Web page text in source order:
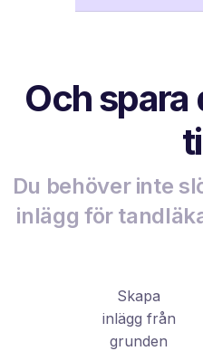
Och
Du behöver inte
inlägg för
Skapa
inlägg från
grunden